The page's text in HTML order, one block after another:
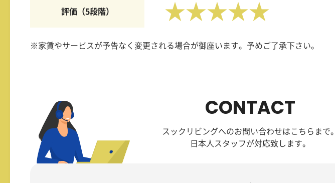
評価（5段階） ★★★★★
※家賃やサービスが予告なく変更される場合が御座います。予めご了承下さい。
CONTACT
スックリビングへのお問い合わせはこちらまで。
日本人スタッフが対応致します。